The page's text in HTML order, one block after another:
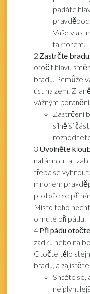
padáte
Vaše
faktorem.
2 Zastrčte
otočit hlavu
bradu. Pomůže
úst na zem.
vážným
Zastrčení
silnější
3 Uvolněte
natáhnout a
třeba se
mnohem
protože se při
Místo toho
ohnuté při pádu.
4 Při pádu
zadku nebo na
Otočte tělo
bradu, a
Snažte se,